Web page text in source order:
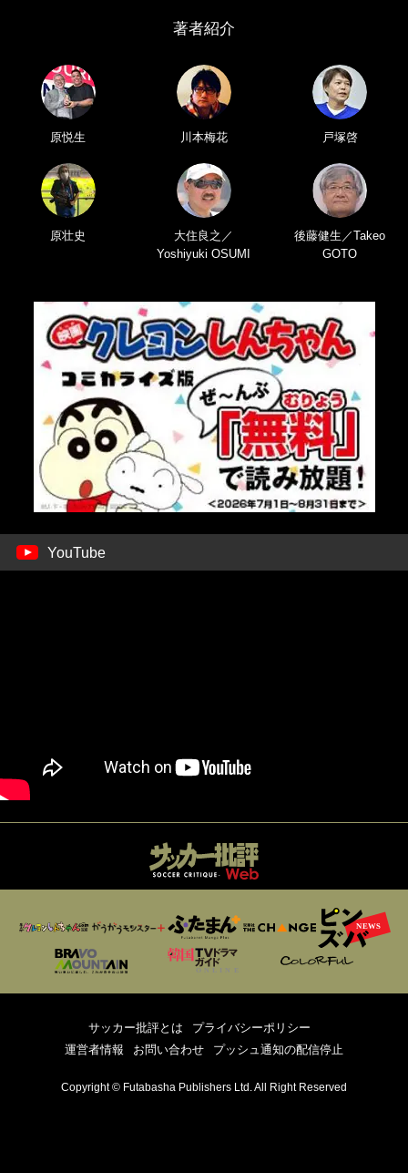
著者紹介
原悦生 川本梅花 戸塚啓
原壮史
大住良之／
Yoshiyuki OSUMI
後藤健生／Takeo
GOTO
YouTube
サッカー批評とは
プライバシーポリシー
運営者情報
お問い合わせ プッシュ通知の配信停止
Copyright © Futabasha Publishers Ltd. All Right Reserved